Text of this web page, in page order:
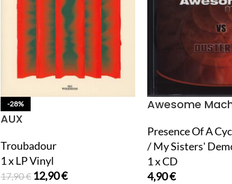
-28%
AUX
Troubadour
1 x LP Vinyl
17,90€ 12,90€
Awesome
Presence Of A
/ My Sisters'
1 x CD
4,90€